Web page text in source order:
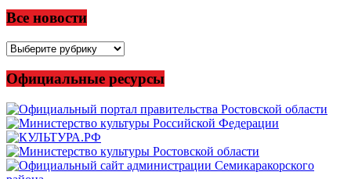
Все новости
Все
Официальные ресурсы